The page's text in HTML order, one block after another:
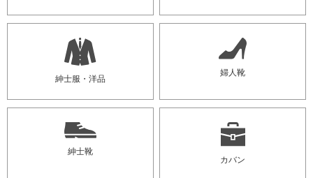
紳士服・洋品
婦人靴
紳士靴
カバン